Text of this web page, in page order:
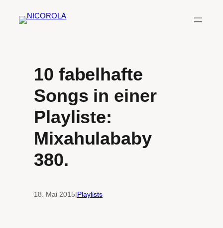
Inhalt
10 fabelhafte
Songs in einer
Playliste:
Mixahulababy
380.
18. Mai 2015|Playlists